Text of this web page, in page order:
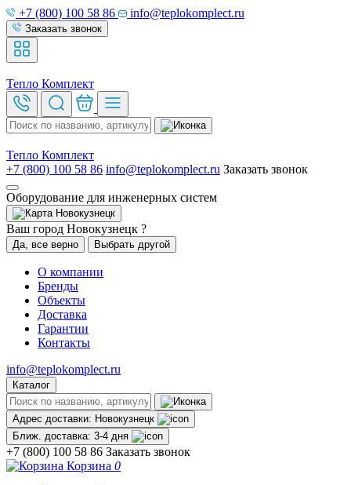
+7 (800) 100 58 86 info@teplokomplect.ru
Заказать звонок
Тепло Комплект
Тепло Комплект
+7 (800) 100 58 86 info@teplokomplect.ru Заказать звонок
Оборудование для инженерных систем
Новокузнецк
Ваш город Новокузнецк ?
Да, все верно Выбрать другой
О компании
Бренды
Объекты
Доставка
Гарантии
Контакты
info@teplokomplect.ru
Каталог
Адрес доставки: Новокузнецк
Ближ. доставка: 3-4 дня
+7 (800) 100 58 86 Заказать звонок
Корзина 0